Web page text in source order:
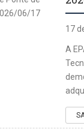
17
A